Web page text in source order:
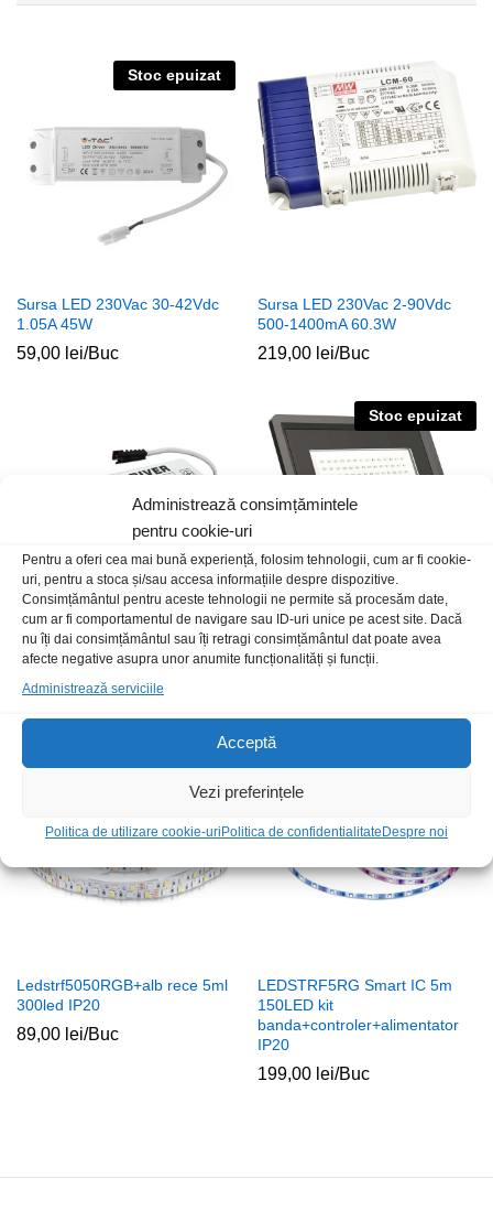
Administrează consimțămintele
pentru cookie-uri
Pentru a oferi cea mai bună experiență, folosim tehnologii, cum ar fi cookie-
uri, pentru a stoca și/sau accesa informațiile despre dispozitive.
Consimțământul pentru aceste tehnologii ne permite să procesăm date,
cum ar fi comportamentul de navigare sau ID-uri unice pe acest site. Dacă
nu îți dai consimțământul sau îți retragi consimțământul dat poate avea
afecte negative asupra unor anumite funcționalități și funcții.
Administrează serviciile
Acceptă
Vezi preferințele
Politica de utilizare cookie-uriPolitica de confidentialitateDespre noi
Stoc epuizat
Sursa LED 230Vac 30-42Vdc
1.05A 45W
59,00 lei/Buc
Sursa LED 230Vac 2-90Vdc
500-1400mA 60.3W
219,00 lei/Buc
Sursa LED 230Vac 24-42Vdc
300mA 8-12W
25,00lei/Buc
Stoc epuizat
Proiector 100W LED alb 6400K
IP65 CIP Samsung
Ledstrf5050RGB+alb rece 5ml
300led IP20
89,00 lei/Buc
LEDSTRF5RG Smart IC 5m
150LED kit
banda+controler+alimentator
IP20
199,00 lei/Buc